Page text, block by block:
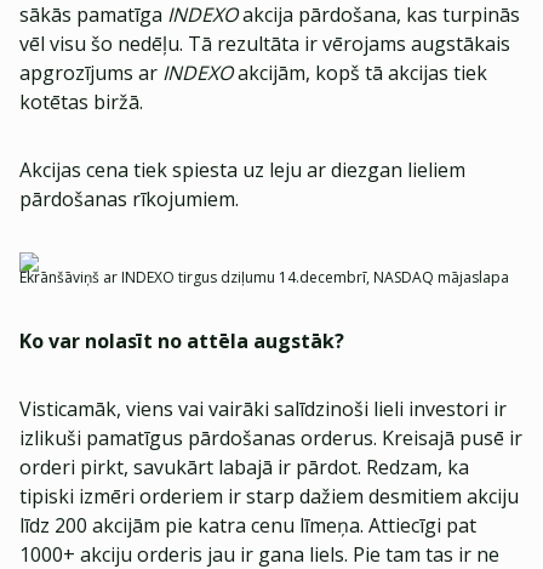
sākās pamatīga INDEXOakcija pārdošana, kas turpinās
vēl visu šo nedēļu. Tā rezultāta ir vērojams augstākais
apgrozījums ar INDEXOakcijām, kopš tā akcijas tiek
kotētas biržā.
Akcijas cena tiek spiesta uz leju ar diezgan lieliem
pārdošanas rīkojumiem.
Ekrānšāviņš ar INDEXO tirgus dziļumu 14.decembrī, NASDAQ mājaslapa
Ko var nolasīt no attēla augstāk?
Visticamāk, viens vai vairāki salīdzinoši lieli investori ir
izlikuši pamatīgus pārdošanas orderus. Kreisajā pusē ir
orderi pirkt, savukārt labajā ir pārdot. Redzam, ka
tipiski izmēri orderiem ir starp dažiem desmitiem akciju
līdz 200 akcijām pie katra cenu līmeņa. Attiecīgi pat
1000+ akciju orderis jau ir gana liels. Pie tam tas ir ne